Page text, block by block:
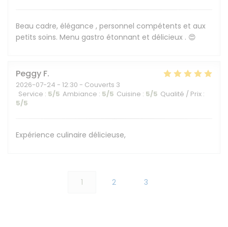
Beau cadre, élégance , personnel compétents et aux
petits soins. Menu gastro étonnant et délicieux . 😍
Peggy F
2026-07-24 - 12:30 - Couverts 3
Service : 5/5 Ambiance : 5/5 Cuisine : 5/5 Qualité / Prix :
5/5
Expérience culinaire délicieuse,
1 2 3